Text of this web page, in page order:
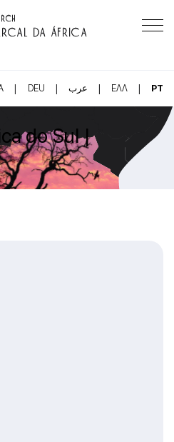
DA ÁFRICA
| DEU | عرب | ΕΛΛ | PT
do Sul |